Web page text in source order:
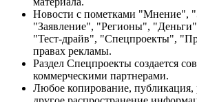
Новости с пометками "Мнение",
"Заявление", "Регионы",
"Тест-драйв", "Спецпроекты",
правах рекламы.
Раздел Спецпроекты создается
коммерческими партнерами.
Любое копирование, публикация,